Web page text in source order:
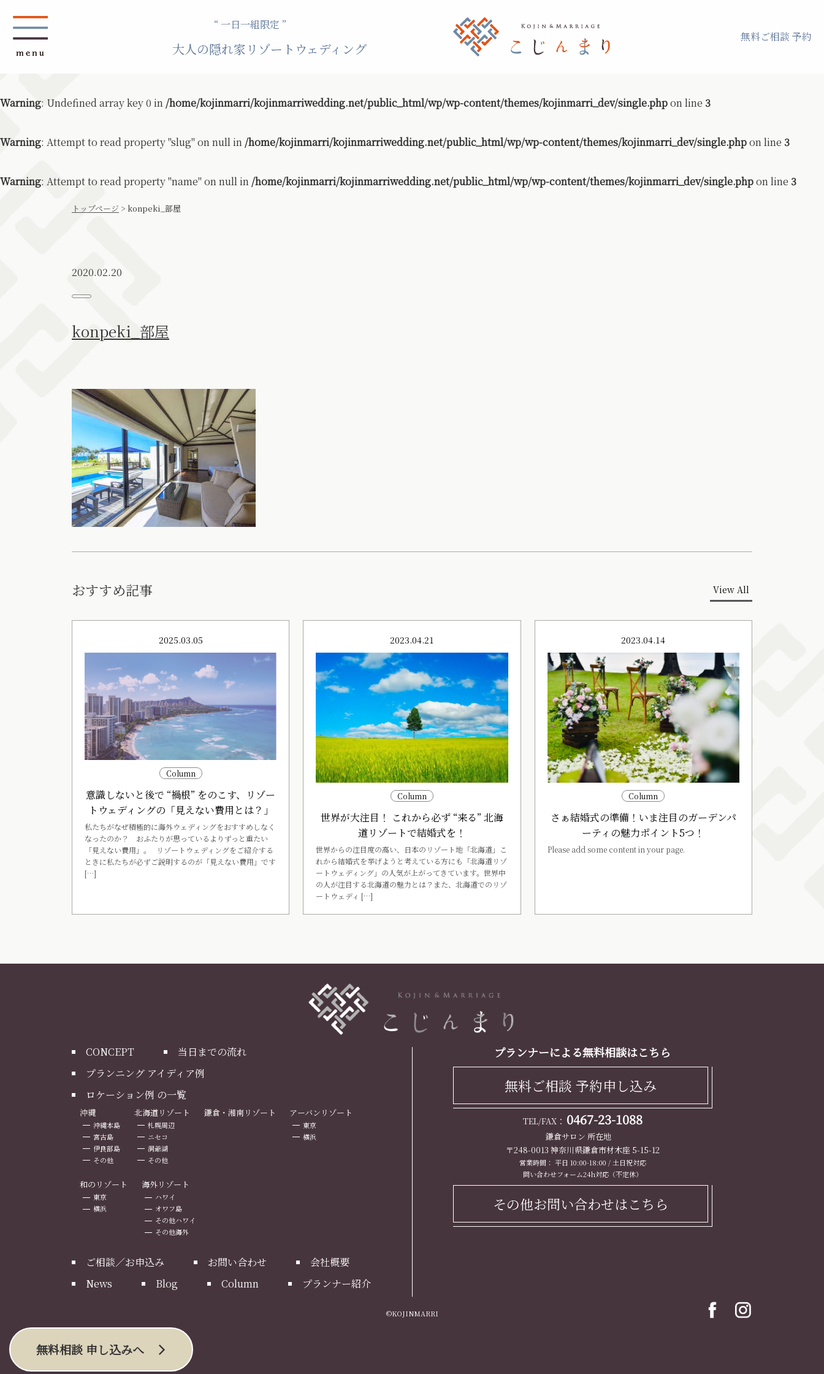
“ 一日一組限定 ”
大人の隠れ家リゾートウェディング
無料ご相談 予約
Warning: Undefined array key 0 in /home/kojinmarri/kojinmarriwedding.net/public_html/wp/wp-content/themes/kojinmarri_dev/single.phpon line 3
Warning: Attempt to read property "slug" on null in /home/kojinmarri/kojinmarriwedding.net/public_html/wp/wp-content/themes/kojinmarri_dev/single.phpon line 3
Warning: Attempt to read property "name" on null in /home/kojinmarri/kojinmarriwedding.net/public_html/wp/wp-content/themes/kojinmarri_dev/single.phpon line 3
トップページ > konpeki_部屋
2020.02.20
konpeki_部屋
おすすめ記事 View All
2025.03.05
Column
意識しないと後で “禍根” をのこす、リゾー
トウェディングの「見えない費用とは？」
私たちがなぜ積極的に海外ウェディングをおすすめしなく
なったのか？ おふたりが思っているよりずっと重たい
「見えない費用」。 リゾートウェディングをご紹介する
ときに私たちが必ずご説明するのが「見えない費用」です
[…]
2023.04.21
Column
世界が大注目！ これから必ず “来る” 北海
道リゾートで結婚式を！
世界からの注目度の高い、日本のリゾート地「北海道」こ
れから結婚式を挙げようと考えている方にも「北海道リゾ
ートウェディング」の人気が上がってきています。世界中
の人が注目する北海道の魅力とは？また、北海道でのリゾ
ートウェディ […]
2023.04.14
Column
さぁ結婚式の準備！いま注目のガーデンパ
ーティの魅力ポイント5つ！
Please add some content in your page.
CONCEPT
当日までの流れ
プランニング アイディア例
ロケーション例 の一覧
沖縄
沖縄本島
宮古島
伊良部島
その他
北海道リゾート
札幌周辺
ニセコ
洞爺湖
その他
鎌倉・湘南リゾート アーバンリゾート
東京
横浜
和のリゾート
東京
横浜
海外リゾート
ハワイ
オワフ島
その他ハワイ
その他海外
ご相談／お申込み お問い合わせ
会社概要
News
Blog Column プランナー紹介
プランナーによる無料相談はこちら
無料ご相談 予約申し込み
TEL/FAX： 0467-23-1088
鎌倉サロン 所在地
〒248-0013 神奈川県鎌倉市材木座 5-15-12
営業時間： 平日 10:00-18:00 / 土日祝対応
問い合わせフォーム24h対応（不定休）
その他お問い合わせはこちら
©KOJINMARRI
無料相談 申し込みへ